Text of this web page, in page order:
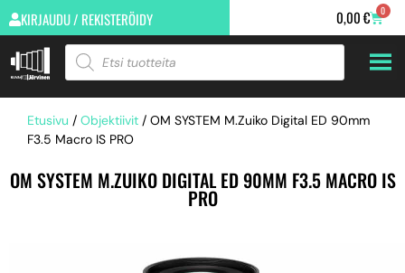
KIRJAUDU / REKISTERÖIDY 0,00€ 0
Etusivu / Objektiivit / OM SYSTEM M.Zuiko Digital ED 90mm
F3.5 Macro IS PRO
OM SYSTEM M.ZUIKO DIGITAL ED 90MM F3.5 MACRO IS
PRO